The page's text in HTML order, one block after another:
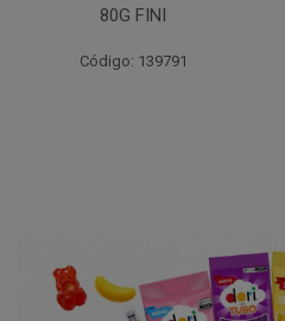
80G FINI
Código: 139791